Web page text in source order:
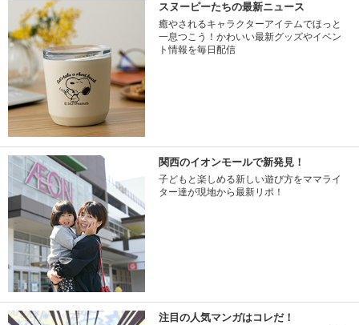
スヌーピーたちの最新ニュース
癒やされるキャラクターアイテムでほっと
一息つこう！かわいい最新グッズやイベン
ト情報を毎日配信
関西のイオンモールで新発見！
子どもと楽しめる新しい遊び方をママライ
ター達が現地から最新リポ！
注目の人気マンガはコレだ！